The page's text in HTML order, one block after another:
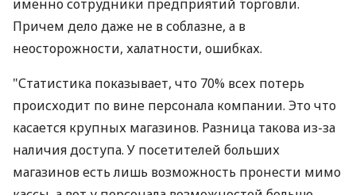
именно сотрудники предприятий торговли.
Причем дело даже не в соблазне, а в
неосторожности, халатности, ошибках.
"Статистика показывает, что 70% всех потерь
происходит по вине персонала компании. Это что
касается крупных магазинов. Разница такова из-за
наличия доступа. У посетителей больших
магазинов есть лишь возможность пронести мимо